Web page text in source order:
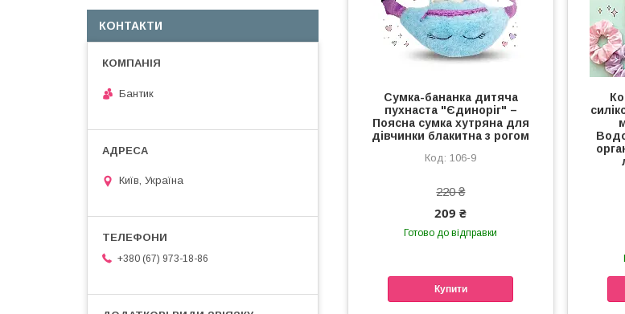
Сумка-бананка дитяча
пухнаста "Єдиноріг" –
Поясна сумка хутряна для
дівчинки блакитна з рогом
106-9
220 ₴
209 ₴
Готово до відправки
Купити
КОНТАКТИ
Бантик
Київ, Україна
+380 (67) 973-18-86